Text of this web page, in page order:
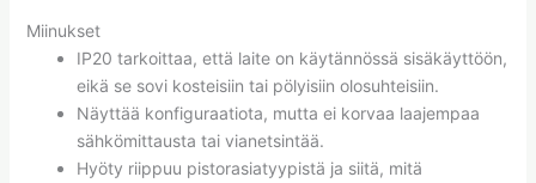
Miinukset
IP20 tarkoittaa, että laite on käytännössä sisäkäyttöön,
eikä se sovi kosteisiin tai pölyisiin olosuhteisiin.
Näyttää konfiguraatiota, mutta ei korvaa laajempaa
sähkömittausta tai vianetsintää.
Hyöty riippuu pistorasiatyypistä ja siitä, mitä